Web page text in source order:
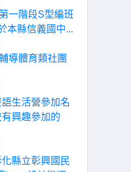
一階段S型編班
本縣信義國中...
導體育類社團
生活營參加名
興趣參加的
化縣立彰興國民